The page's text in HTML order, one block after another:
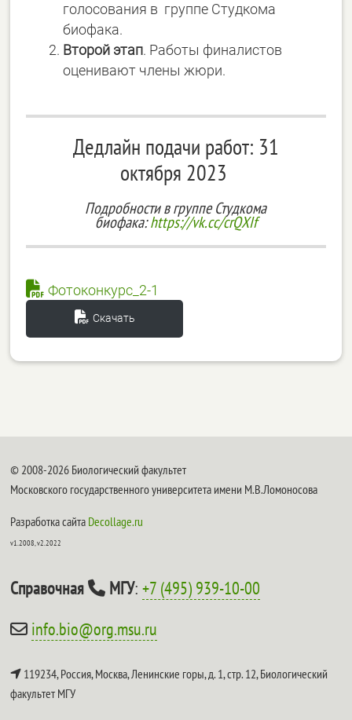
голосования в группе Студкома
биофака.
Второй этап. Работы финалистов
оценивают члены жюри.
Дедлайн подачи работ: 31
октября 2023
Подробности в группе Студкома
биофака:https://vk.cc/crQXIf
Фотоконкурс_2-1
Скачать
© 2008-2026 Биологический факультет
Московского государственного университета имени М.В.Ломоносова
Разработка сайта Decollage.ru
v1.2008, v2.2022
Справочная МГУ:+7 (495) 939-10-00
info.bio@org.msu.ru
119234, Россия, Москва, Ленинские горы, д. 1, стр. 12,Биологический
факультет МГУ